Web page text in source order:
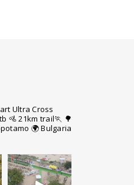
Ultra Cross
🚵 21km trail🏃 🌳
🌍 Bulgaria